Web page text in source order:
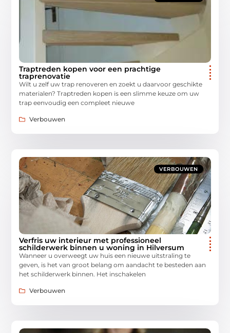
Traptreden kopen voor een prachtige
traprenovatie
Wilt u zelf uw trap renoveren en zoekt u daarvoor geschikte
materialen? Traptreden kopen is een slimme keuze om uw
trap eenvoudig een compleet nieuwe
Verbouwen
VERBOUWEN
Verfris uw interieur met professioneel
schilderwerk binnen u woning in Hilversum
Wanneer u overweegt uw huis een nieuwe uitstraling te
geven, is het van groot belang om aandacht te besteden aan
het schilderwerk binnen. Het inschakelen
Verbouwen